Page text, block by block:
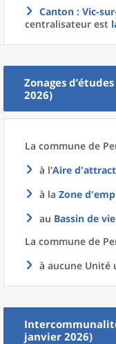
Canton : Vic-
centralisateur est
Zonages
2026)
La commune de
à l'Aire
à la Zone
au Bassin de
La commune de
à aucune Unité
janvier 2026)